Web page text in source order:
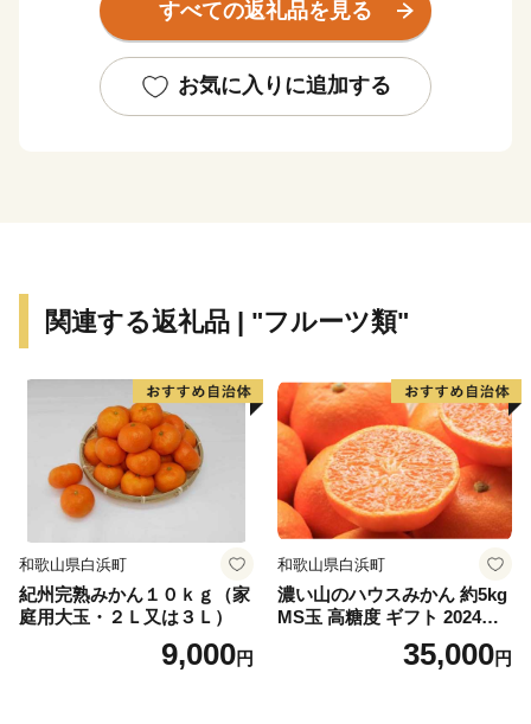
樹木の育成に適しており、良質な古座川材の産地として
また、古座川流域は、豊かな観光資源にも恵まれてお
り、清流古座川を中心にレクリエーション地として注目
👉秋の味覚の果物定期便
すべての返礼品を見る
お気に入りに追加する
関連する返礼品 | "フルーツ類"
和歌山県白浜町
紀州完熟みかん１０ｋｇ（家
庭用大玉・２Ｌ又は３Ｌ）
9,000円
和歌山県白浜町
濃い山のハウスみかん 約5kg
MS玉 高糖度 ギフト 2024年7
35,000円